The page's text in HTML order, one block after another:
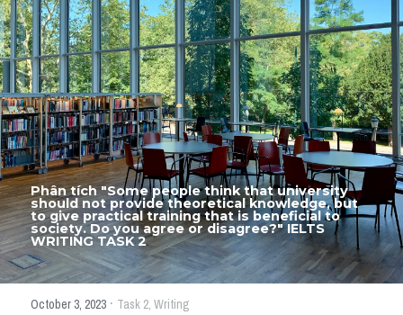
Thư Tín
Mixed
SGK
Vocabularies
Đề writing theo topic
Pie
Line graph
Thành tích học viên
Phân tích "Some people think that university
should not provide theoretical knowledge, but
to give practical training that is beneficial to
society. Do you agree or disagree?" IELTS
WRITING TASK 2
October 3, 2023 · Task 2, Writing